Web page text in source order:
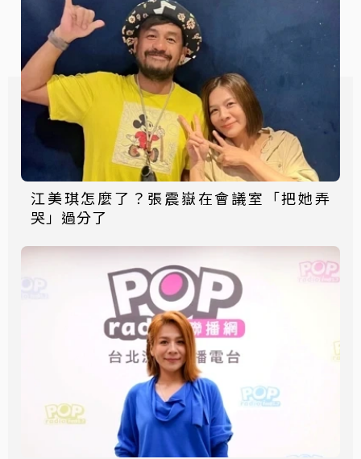
江美琪怎麼了？張震嶽在會議室「把她弄
哭」過分了